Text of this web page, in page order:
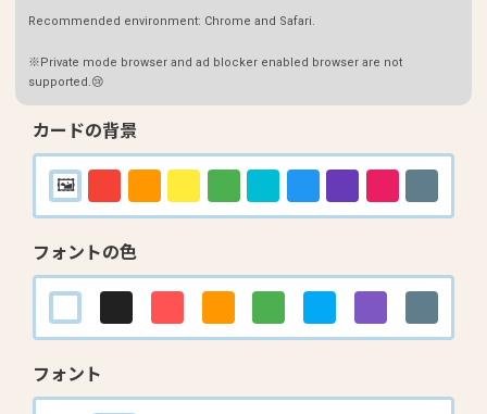
Recommended environment: Chrome and Safari.
※Private mode browser and ad blocker enabled browser are not
supported.😢
カードの背景
フォントの色
フォント